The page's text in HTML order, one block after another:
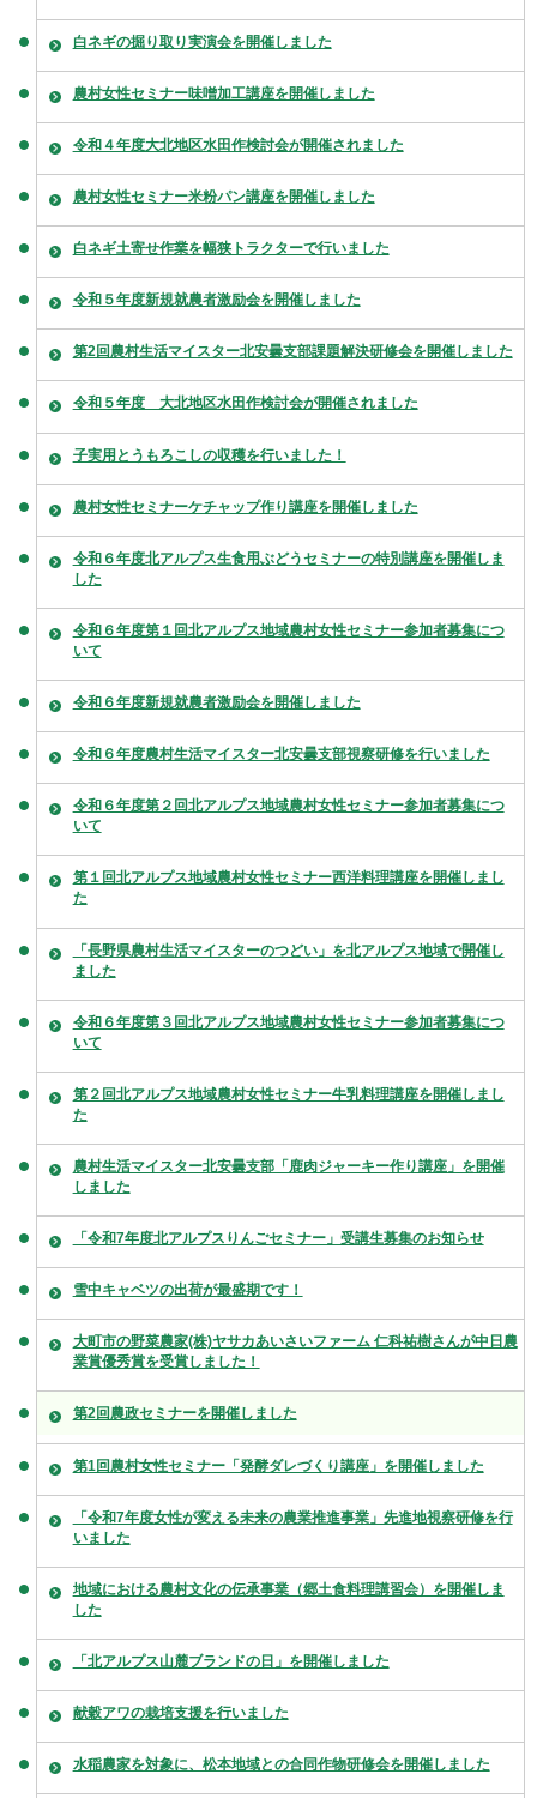
白ネギの掘り取り実演会を開催しました
農村女性セミナー味噌加工講座を開催しました
令和４年度大北地区水田作検討会が開催されました
農村女性セミナー米粉パン講座を開催しました
白ネギ土寄せ作業を幅狭トラクターで行いました
令和５年度新規就農者激励会を開催しました
第2回農村生活マイスター北安曇支部課題解決研修会を開催しました
令和５年度 大北地区水田作検討会が開催されました
子実用とうもろこしの収穫を行いました！
農村女性セミナーケチャップ作り講座を開催しました
令和６年度北アルプス生食用ぶどうセミナーの特別講座を開催しま
した
令和６年度第１回北アルプス地域農村女性セミナー参加者募集につ
いて
令和６年度新規就農者激励会を開催しました
令和６年度農村生活マイスター北安曇支部視察研修を行いました
令和６年度第２回北アルプス地域農村女性セミナー参加者募集につ
いて
第１回北アルプス地域農村女性セミナー西洋料理講座を開催しまし
た
「長野県農村生活マイスターのつどい」を北アルプス地域で開催し
ました
令和６年度第３回北アルプス地域農村女性セミナー参加者募集につ
いて
第２回北アルプス地域農村女性セミナー牛乳料理講座を開催しまし
た
農村生活マイスター北安曇支部「鹿肉ジャーキー作り講座」を開催
しました
「令和7年度北アルプスりんごセミナー」受講生募集のお知らせ
雪中キャベツの出荷が最盛期です！
大町市の野菜農家(株)ヤサカあいさいファーム 仁科祐樹さんが中日農
業賞優秀賞を受賞しました！
第2回農政セミナーを開催しました
第1回農村女性セミナー「発酵ダレづくり講座」を開催しました
「令和7年度女性が変える未来の農業推進事業」先進地視察研修を行
いました
地域における農村文化の伝承事業（郷土食料理講習会）を開催しま
した
「北アルプス山麓ブランドの日」を開催しました
献穀アワの栽培支援を行いました
水稲農家を対象に、松本地域との合同作物研修会を開催しました